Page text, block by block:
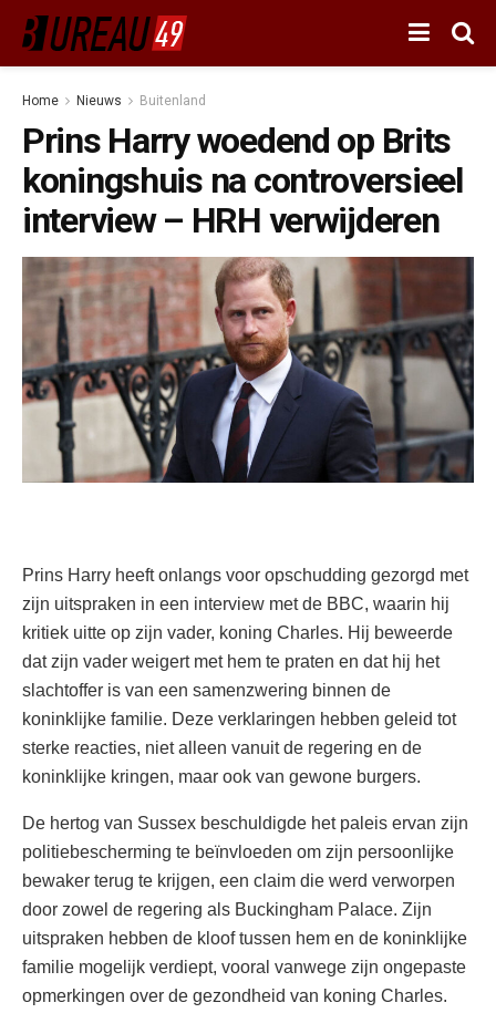
Home Nieuws Buitenland
Prins Harry woedend op Brits
koningshuis na controversieel
interview – HRH verwijderen
Prins Harry heeft onlangs voor opschudding gezorgd met
zijn uitspraken in een interview met de BBC, waarin hij
kritiek uitte op zijn vader, koning Charles. Hij beweerde
dat zijn vader weigert met hem te praten en dat hij het
slachtoffer is van een samenzwering binnen de
koninklijke familie. Deze verklaringen hebben geleid tot
sterke reacties, niet alleen vanuit de regering en de
koninklijke kringen, maar ook van gewone burgers.
De hertog van Sussex beschuldigde het paleis ervan zijn
politiebescherming te beïnvloeden om zijn persoonlijke
bewaker terug te krijgen, een claim die werd verworpen
door zowel de regering als Buckingham Palace. Zijn
uitspraken hebben de kloof tussen hem en de koninklijke
familie mogelijk verdiept, vooral vanwege zijn ongepaste
opmerkingen over de gezondheid van koning Charles.